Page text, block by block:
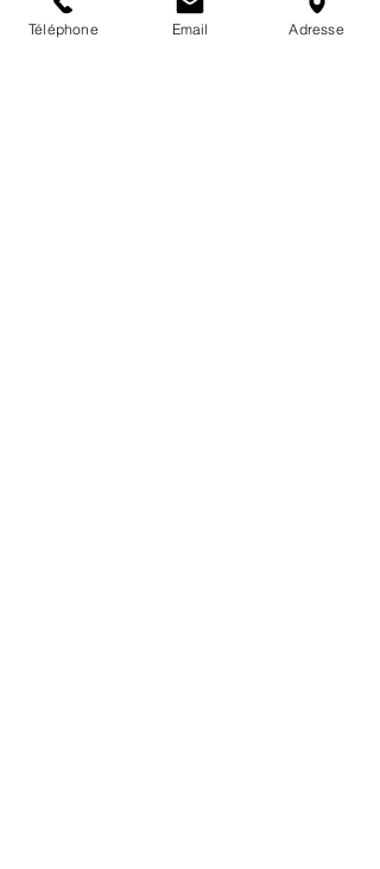
Téléphone Email Adresse